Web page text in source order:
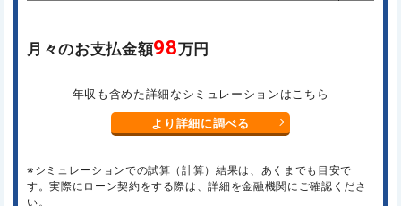
月々のお支払金額98万円
年収も含めた詳細なシミュレーションはこちら
より詳細に調べる
※シミュレーションでの試算（計算）結果は、あくまでも目安で
す。実際にローン契約をする際は、詳細を金融機関にご確認くださ
い。